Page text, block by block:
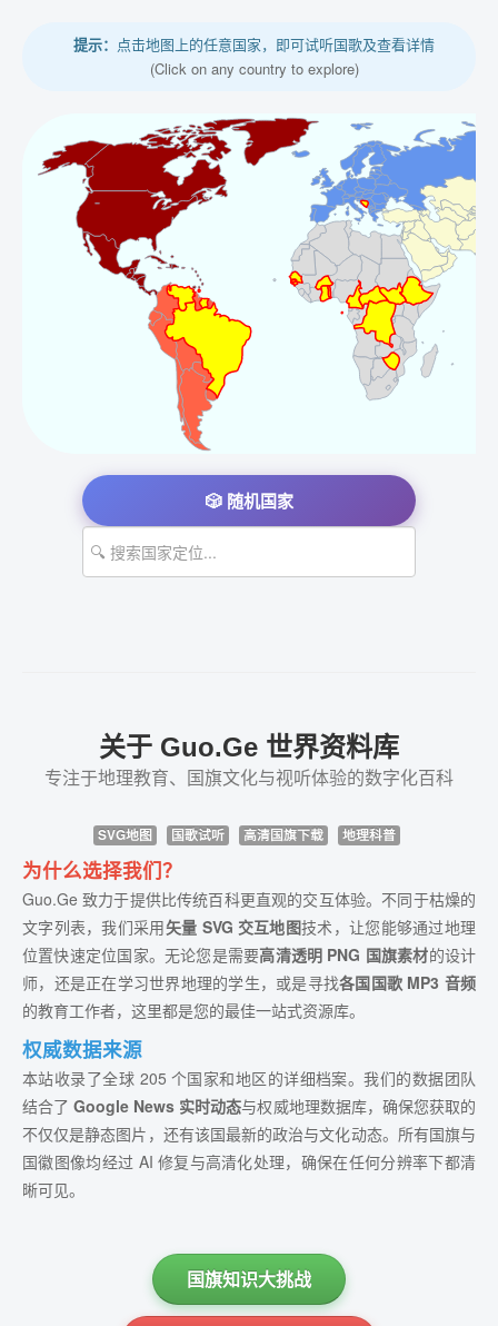
提示： 点击地图上的任意国家，即可试听国歌及查看详情
(Click on any country to explore)
🎲 随机国家
关于 Guo.Ge 世界资料库
专注于地理教育、国旗文化与视听体验的数字化百科
SVG地图 国歌试听 高清国旗下载 地理科普
为什么选择我们？
Guo.Ge 致力于提供比传统百科更直观的交互体验。不同于枯燥的
文字列表，我们采用矢量 SVG 交互地图技术，让您能够通过地理
位置快速定位国家。无论您是需要高清透明 PNG 国旗素材的设计
师，还是正在学习世界地理的学生，或是寻找各国国歌 MP3 音频
的教育工作者，这里都是您的最佳一站式资源库。
权威数据来源
本站收录了全球 205 个国家和地区的详细档案。我们的数据团队
结合了Google News 实时动态与权威地理数据库，确保您获取的
不仅仅是静态图片，还有该国最新的政治与文化动态。所有国旗与
国徽图像均经过 AI 修复与高清化处理，确保在任何分辨率下都清
晰可见。
国旗知识大挑战